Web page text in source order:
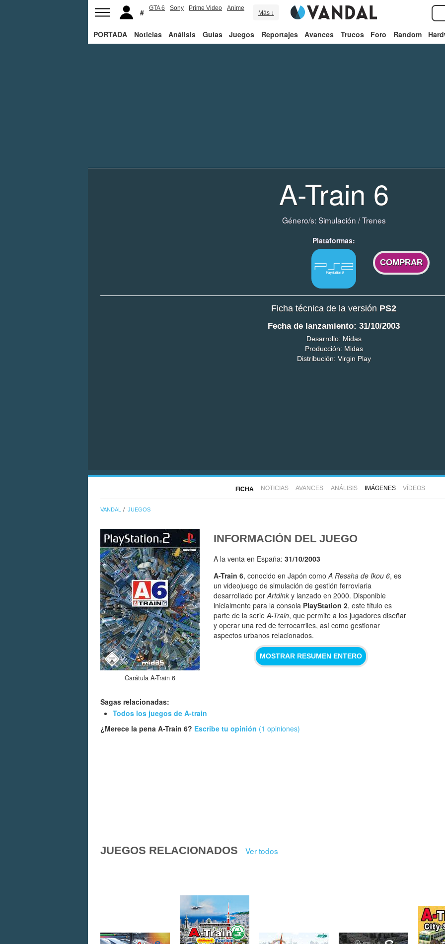
GTA 6 Sony Prime Video Anime
Más ↓
PORTADA Noticias Análisis Guías Juegos Reportajes Avances Trucos Foro Random
A-Train 6
Género/s: Simulación /Trenes
Plataformas:
COMPRAR
Ficha técnica de la versión PS2
Fecha de lanzamiento: 31/10/2003
Desarrollo: Midas
Producción: Midas
Distribución: Virgin Play
FICHA NOTICIAS AVANCES ANÁLISIS IMÁGENES VÍDEOS
VANDAL JUEGOS
Carátula A-Train 6
INFORMACIÓN DEL JUEGO
A la venta en España: 31/10/2003
A-Train 6, conocido en Japón comoA Ressha de Ikou 6, es
un videojuego de simulación de gestión ferroviaria
desarrollado porArtdink y lanzado en 2000. Disponible
inicialmente para la consola PlayStation 2, este título es
parte de la serieA-Train, que permite a los jugadores diseñar
y operar una red de ferrocarriles, así como gestionar
aspectos urbanos relacionados.
MOSTRAR RESUMEN ENTERO
Sagas relacionadas:
Todos los juegos de A-train
¿Merece la pena A-Train 6? Escribe tu opinión (1 opiniones)
JUEGOS RELACIONADOS Ver todos